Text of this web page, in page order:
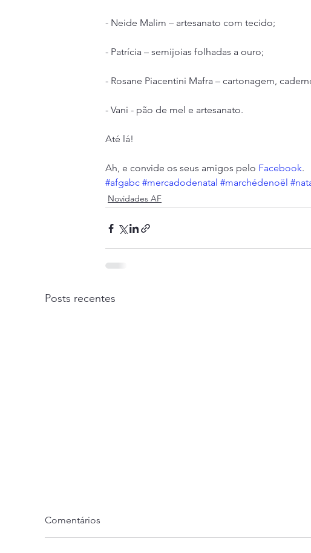
- Neide Malim – artesanato com tecido;
- Patrícia – semijoias folhadas a ouro;
- Rosane Piacentini Mafra – cartonagem,
- Vani - pão de mel e artesanato.
Até lá!
Ah, e convide os seus amigos pelo Facebook.
#afgabc #mercadodenatal #marchédenoël
Novidades AF
Posts recentes
Comentários